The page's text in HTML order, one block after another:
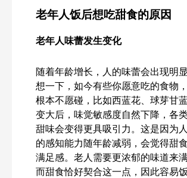
老年人饭后想吃甜食的原因
老年人味蕾发生变化
随着年龄增长，人的味蕾会出现明
想一下，如今有些你愿意吃的食物
根本不愿碰，比如西蓝花、球芽甘
变大后，味觉敏感度自然下降，各
甜味会变得更具吸引力。这是因为
的感知能力随年龄减弱，会觉得甜
满足感。老人需要更浓郁的味道来
而甜食恰好契合这一点，因此容易